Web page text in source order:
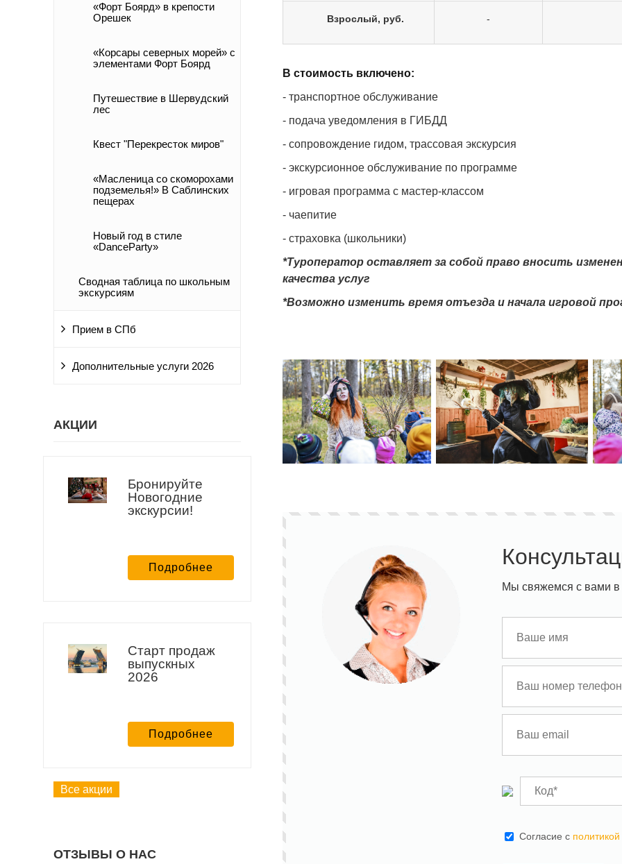
«Форт Боярд» в крепости
Орешек
«Корсары северных морей» с
элементами Форт Боярд
Путешествие в Шервудский
лес
Квест "Перекресток миров"
«Масленица со скоморохами
подземелья!» В Саблинских
пещерах
Новый год в стиле
«DanceParty»
Сводная таблица по школьным
экскурсиям
Прием в СПб
Дополнительные услуги 2026
АКЦИИ
Бронируйте
Новогодние
экскурсии!
Подробнее
Старт продаж
выпускных
2026
Подробнее
Все акции
ОТЗЫВЫ О НАС
Взрослый, руб. -
В стоимость включено:
- транспортное обслуживание
- подача уведомления в ГИБДД
- сопровождение гидом, трассовая экскурсия
- экскурсионное обслуживание по программе
- игровая программа с мастер-классом
- чаепитие
- страховка (школьники)
*Туроператор оставляет за собой право вносить
качества услуг
*Возможно изменить время отъезда и начала игровой
Мы свяжемся с вами
Cогласие с